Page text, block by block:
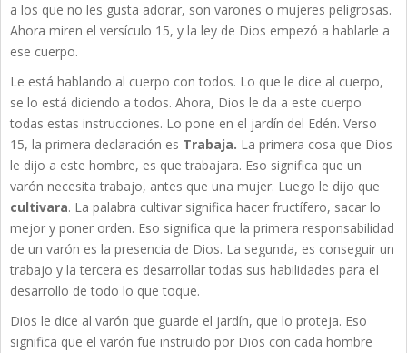
a los que no les gusta adorar, son varones o mujeres peligrosas.
Ahora miren el versículo 15, y la ley de Dios empezó a hablarle a
ese cuerpo.
Le está hablando al cuerpo con todos. Lo que le dice al cuerpo,
se lo está diciendo a todos. Ahora, Dios le da a este cuerpo
todas estas instrucciones. Lo pone en el jardín del Edén. Verso
15, la primera declaración es Trabaja. La primera cosa que Dios
le dijo a este hombre, es que trabajara. Eso significa que un
varón necesita trabajo, antes que una mujer. Luego le dijo que
cultivara. La palabra cultivar significa hacer fructífero, sacar lo
mejor y poner orden. Eso significa que la primera responsabilidad
de un varón es la presencia de Dios. La segunda, es conseguir un
trabajo y la tercera es desarrollar todas sus habilidades para el
desarrollo de todo lo que toque.
Dios le dice al varón que guarde el jardín, que lo proteja. Eso
significa que el varón fue instruido por Dios con cada hombre